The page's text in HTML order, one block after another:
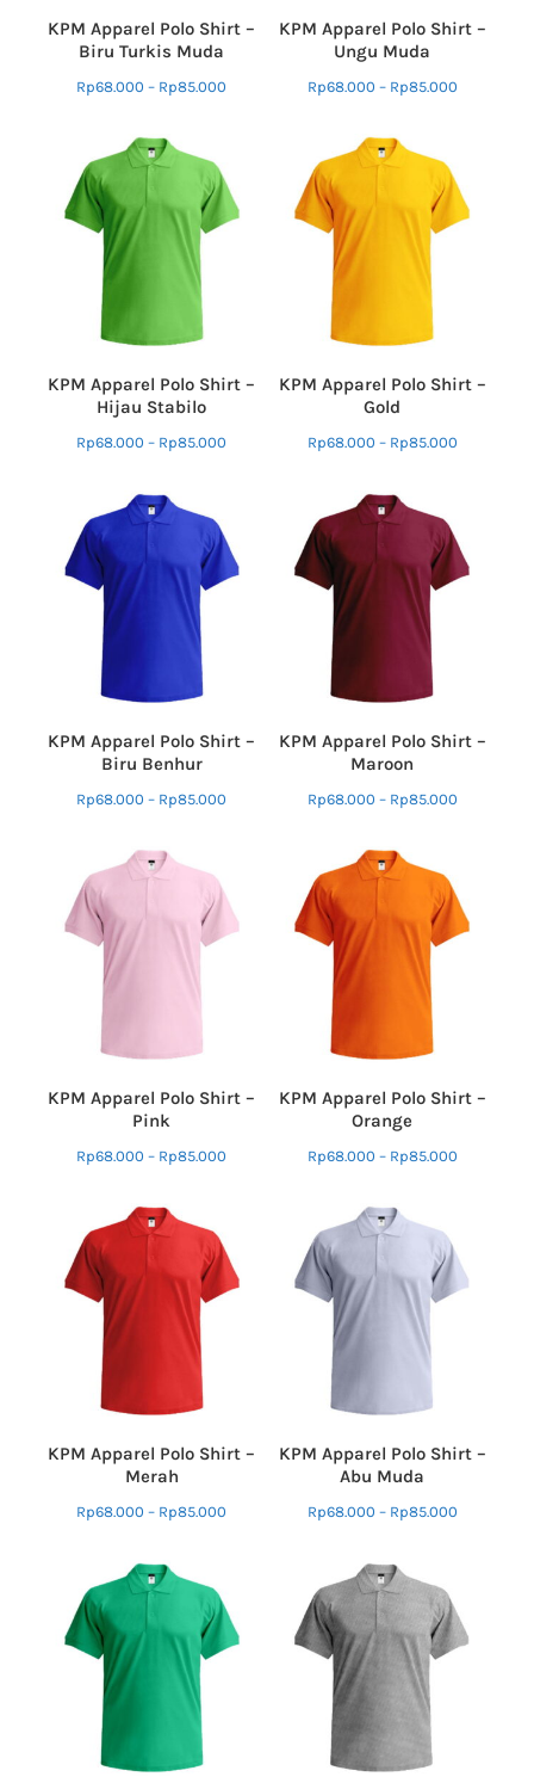
KPM Apparel Polo Shirt –
Biru Turkis Muda
Rp68.000 – Rp85.000
KPM Apparel Polo Shirt –
Ungu Muda
Rp68.000 – Rp85.000
KPM Apparel Polo Shirt –
Hijau Stabilo
Rp68.000 – Rp85.000
KPM Apparel Polo Shirt –
Gold
Rp68.000 – Rp85.000
KPM Apparel Polo Shirt –
Biru Benhur
Rp68.000 – Rp85.000
KPM Apparel Polo Shirt –
Maroon
Rp68.000 – Rp85.000
KPM Apparel Polo Shirt –
Pink
Rp68.000 – Rp85.000
KPM Apparel Polo Shirt –
Orange
Rp68.000 – Rp85.000
KPM Apparel Polo Shirt –
Merah
Rp68.000 – Rp85.000
KPM Apparel Polo Shirt –
Abu Muda
Rp68.000 – Rp85.000